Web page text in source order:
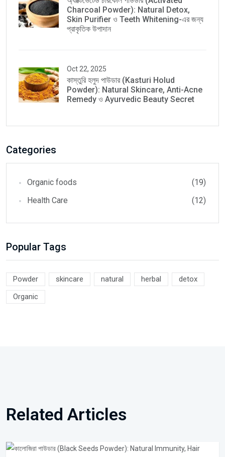
Charcoal Powder): Natural Detox,
Skin Purifier ও Teeth Whitening-এর জন্য
প্রাকৃতিক উপাদান
Oct 22, 2025
কাস্তুরি হলুদ পাউডার (Kasturi Holud
Powder): Natural Skincare, Anti-Acne
Remedy ও Ayurvedic Beauty Secret
Categories
Organic foods
(19)
Health Care
(12)
Popular Tags
Powder skincare natural herbal
detox
Organic
Related Articles